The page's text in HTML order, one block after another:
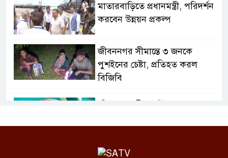
মাতারবাড়িতে প্রধানমন্ত্রী, পরিদর্শন
করবেন উন্নয়ন প্রকল্প
জীবননগর সীমান্তে ৩ জনকে
পুশইনের চেষ্টা, প্রতিহত করল
বিজিবি
বগুড়ায় দুই ট্রাকের সংঘর্ষে নিহত ২,